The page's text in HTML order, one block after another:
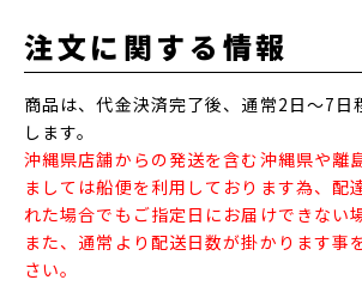
注文に関する情報
商品は、代金決済完了後、通常2日～7日
します。
沖縄県店舗からの発送を含む沖縄県や離
ましては船便を利用しております為、配
れた場合でもご指定日にお届けできない
また、通常より配送日数が掛かります事
さい。